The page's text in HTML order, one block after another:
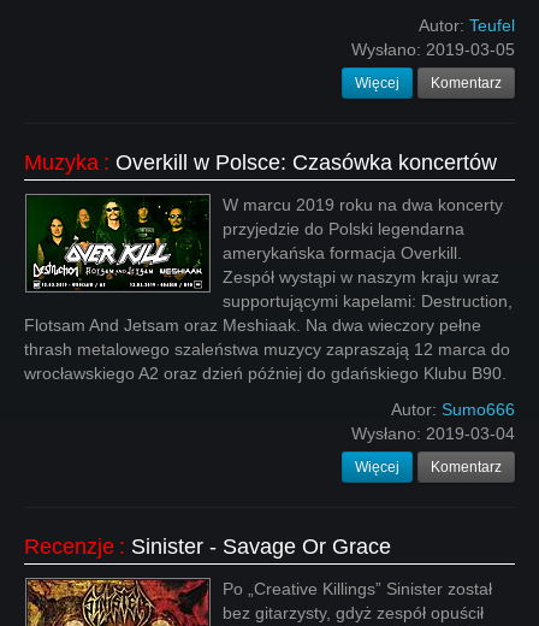
Autor: Teufel
Wysłano: 2019-03-05
Więcej Komentarz
Muzyka : Overkill w Polsce: Czasówka koncertów
W marcu 2019 roku na dwa koncerty
przyjedzie do Polski legendarna
amerykańska formacja Overkill.
Zespół wystąpi w naszym kraju wraz
supportującymi kapelami: Destruction,
Flotsam And Jetsam oraz Meshiaak. Na dwa wieczory pełne
thrash metalowego szaleństwa muzycy zapraszają 12 marca do
wrocławskiego A2 oraz dzień później do gdańskiego Klubu B90.
Autor: Sumo666
Wysłano: 2019-03-04
Więcej Komentarz
Recenzje : Sinister - Savage Or Grace
Po „Creative Killings” Sinister został
bez gitarzysty, gdyż zespół opuścił